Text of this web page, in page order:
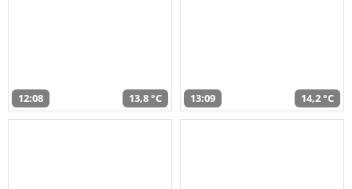
12:08 13,8 °C 13:09 14,2 °C